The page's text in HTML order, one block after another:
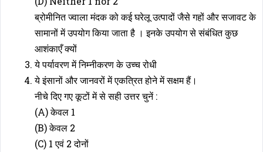
ब्रोमीनित ज्वाला मंदक को कई घरेलू उत्पादों जैसे गहों और सजावट के
सामानों में उपयोग किया जाता है । इनके उपयोग से संबंधित कुछ
आशंकाएँ क्यों
ये पर्यावरण में निम्नीकरण के उच्च रोधी
ये इंसानों और जानवरों में एकत्रित होने में सक्षम हैं।
नीचे दिए गए कूटों में से सही उत्तर चुनें :
(A) केवल 1
(B) केवल 2
(C) 1 एवं 2 दोनों